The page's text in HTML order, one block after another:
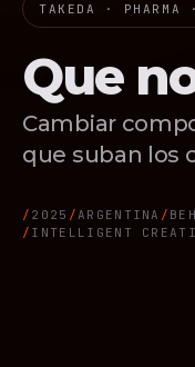
TAKEDA · PHARMA
Que
Cambiar
que suban los
2025 ARGENTINA
INTELLIGENT